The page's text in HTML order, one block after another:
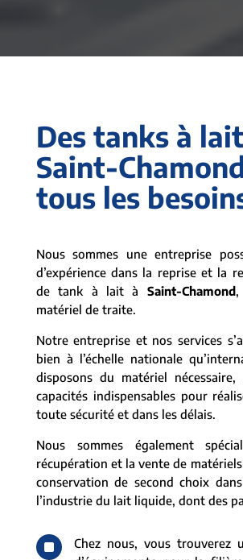
Des tanks à
Saint-
tous les
Nous sommes une entreprise
d’expérience dans la reprise et la
de tank à lait à Saint-Chamond,
matériel de traite.
Notre entreprise et nos services
bien à l’échelle nationale
disposons du matériel
capacités indispensables pour
toute sécurité et dans les délais.
Nous sommes également
récupération et la vente de
conservation de second choix
l’industrie du lait liquide, dont des
^
Chez nous, vous trouverez